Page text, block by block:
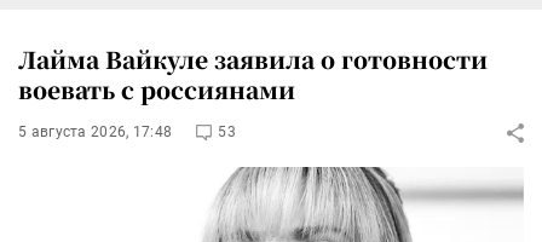
Лайма Вайкуле заявила о готовности
воевать с россиянами
5 августа 2026, 17:48 53